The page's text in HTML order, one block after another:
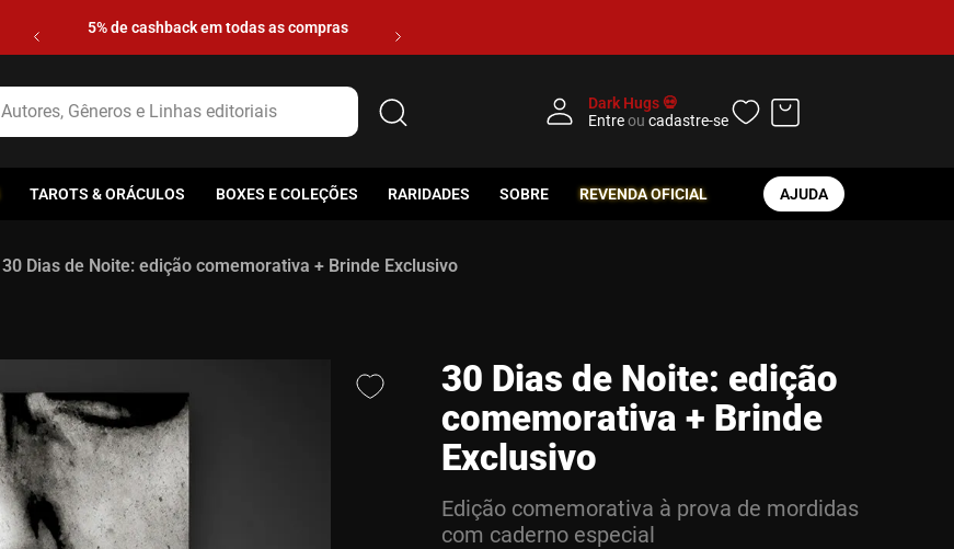
5% de cashback em todas as compras
Gêneros e Linhas editoriais
Dark Hugs 💀
Entreou cadastre-se
TAROTS & ORÁCULOS BOXES E COLEÇÕES RARIDADES SOBRE REVENDA OFICIAL AJUDA
30 Dias de Noite: edição comemorativa + Brinde Exclusivo
30 Dias de Noite: edição
comemorativa + Brinde
Exclusivo
Edição comemorativa à prova de mordidas
com caderno especial